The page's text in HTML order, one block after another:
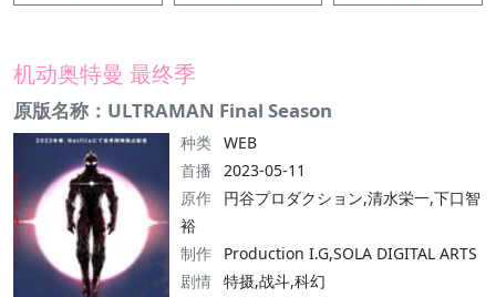
机动奥特曼 最终季
原版名称：ULTRAMAN Final Season
种类 WEB
首播
2023-05-11
原作
円谷プロダクション,清水栄一,下口智
裕
制作
Production I.G,SOLA DIGITAL ARTS
剧情 特摄,战斗,科幻